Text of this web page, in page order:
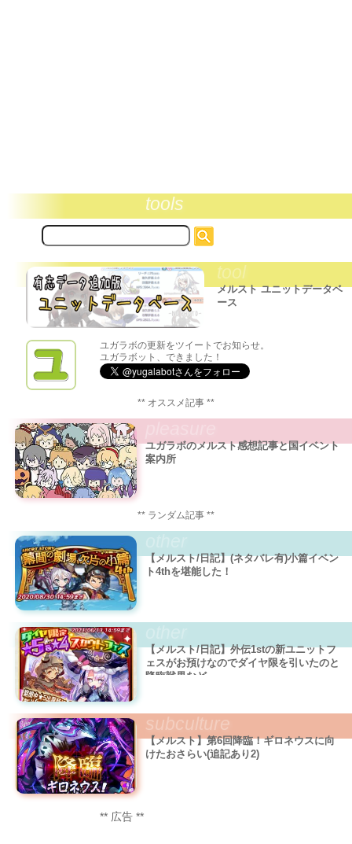
tools
サ
イ
内
検
索:
tool
メルスト ユニットデータベ
ース
ユガラボの更新をツイートでお知らせ。
ユガラボット、できました！
** オススメ記事 **
ユガラボのメルスト感想記事と国イベント
案内所
** ランダム記事 **
【メルスト/日記】(ネタバレ有)小篇イベン
ト4thを堪能した！
【メルスト/日記】外伝1stの新ユニットフ
ェスがお預けなのでダイヤ限を引いたのと
降臨戦果など
subculture
【メルスト】第6回降臨！ギロネウスに向
けたおさらい(追記あり2)
** 広告 **